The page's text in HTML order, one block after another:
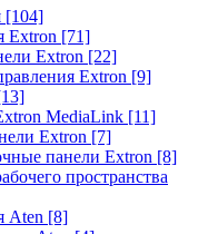
[104]
Extron [71]
Extron [22]
Extron [9]
MediaLink [11]
Extron [7]
панели Extron [8]
пространства
Aten [8]